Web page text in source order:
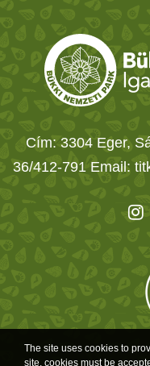
Cím: 3304 Eger,
36/412-791 Email:
The site uses cookies to
site, cookies must be